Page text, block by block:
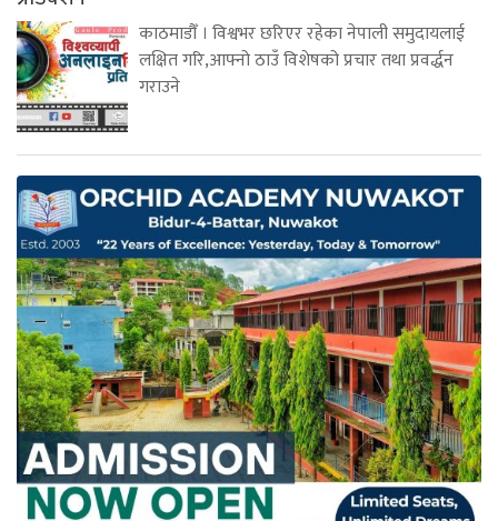
काठमाडौँ । विश्वभर छरिएर रहेका नेपाली समुदायलाई
लक्षित गरि,आफ्नो ठाउँ विशेषको प्रचार तथा प्रवर्द्धन
गराउने